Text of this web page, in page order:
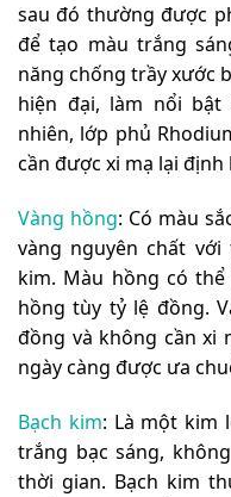
sau đó thường được
để tạo màu trắng
năng chống trầy xước
hiện đại, làm nổi
nhiên, lớp phủ
cần được xi mạ lại
Vàng hồng: Có màu
vàng nguyên chất
kim. Màu hồng có
hồng tùy tỷ lệ đồng.
đồng và không cần xi
ngày càng được ưa
Bạch kim: Là một kim
trắng bạc sáng,
thời gian. Bạch kim